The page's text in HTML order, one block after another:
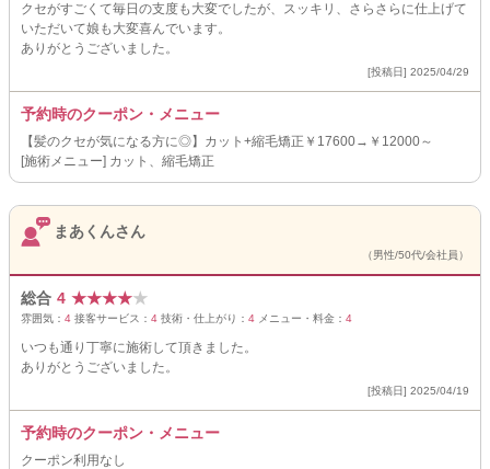
クセがすごくて毎日の支度も大変でしたが、スッキリ、さらさらに仕上げて
いただいて娘も大変喜んでいます。
ありがとうございました。
[投稿日] 2025/04/29
予約時のクーポン・メニュー
【髪のクセが気になる方に◎】カット+縮毛矯正￥17600→￥12000～
[施術メニュー] カット、縮毛矯正
まあくんさん
（男性/50代/会社員）
総合 4 ★★★★★
雰囲気： 4 接客サービス： 4 技術・仕上がり： 4 メニュー・料金： 4
いつも通り丁寧に施術して頂きました。
ありがとうございました。
[投稿日] 2025/04/19
予約時のクーポン・メニュー
クーポン利用なし